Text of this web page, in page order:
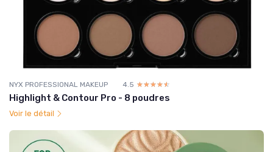
NYX PROFESSIONAL MAKEUP 4.5 ☆☆☆☆☆
★★★★★
Highlight & Contour Pro - 8 poudres
Voir le détail